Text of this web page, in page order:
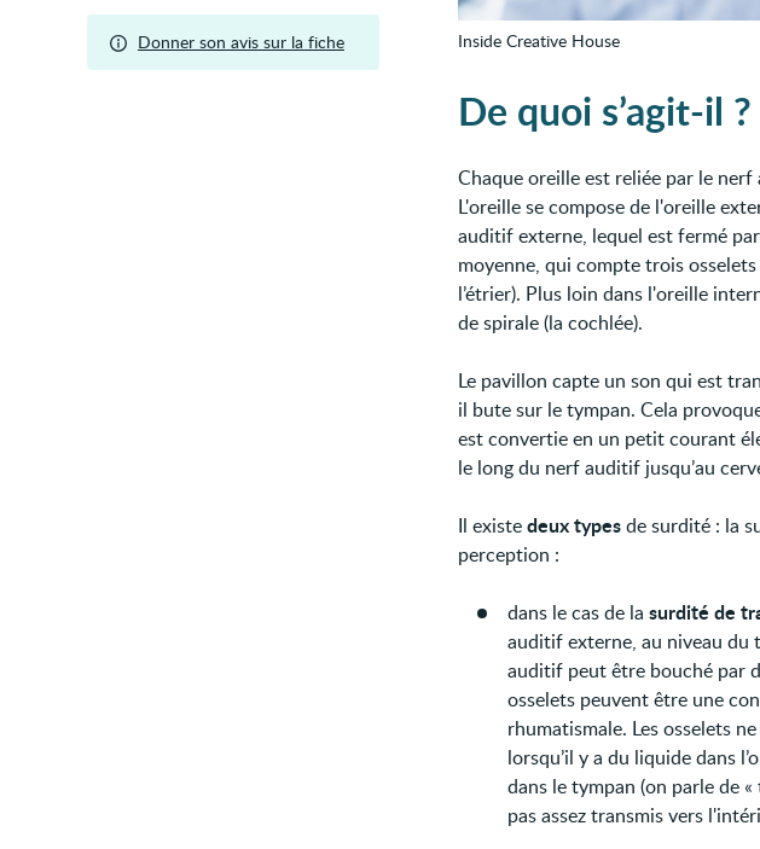
Inside Creative House
De quoi s’agit-il ?
Chaque oreille est reliée par le
L'oreille se compose de l'oreille
auditif externe, lequel est fermé
moyenne, qui compte trois
l’étrier). Plus loin dans l'oreille
de spirale (la cochlée).
Le pavillon capte un son qui est
il bute sur le tympan. Cela
est convertie en un petit courant
le long du nerf auditif jusqu’au
Il existedeux typesde surdité : la
perception :
dans le cas de la surdité de
auditif externe, au niveau du
auditif peut être bouché par
osselets peuvent être une
rhumatismale. Les osselets
lorsqu’il y a du liquide dans
dans le tympan (on parle de
pas assez transmis vers
Donner son avis sur la fiche